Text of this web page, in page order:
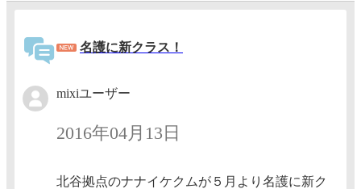
名護に新クラス！
mixiユーザー
2016年04月13日
北谷拠点のナナイケクムが５月より名護に新ク